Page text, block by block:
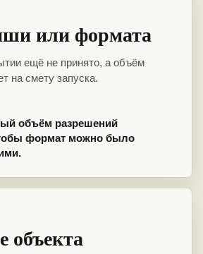
или формата
ещё не принято, а объём
на смету запуска.
объём разрешений
формат можно было
объекта